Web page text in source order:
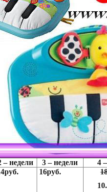
– недели 3 – недели
4
16руб.